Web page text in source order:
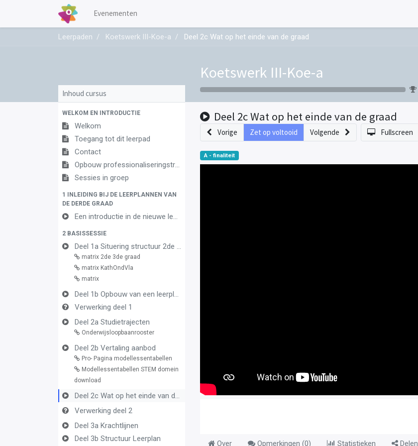
Evenementen
Leerpaden Koetswerk III-Koe-a Deel 2c Wat op het einde van de graad
Koetswerk III-Koe-a
Inhoud cursus
WELKOM EN INTRODUCTIE
Welkom
Toegang tot dit leerpad
Contact
Opbouw professionaliseringstraject
Sessies in groep
1 INLEIDING BIJ DE LEERPLANNEN VAN
DE DERDE GRAAD
Een introductie in de nieuwe leerplannen van de derde graad
2 BASISSESSIE
Deel 1a Situering structuur 2de en 3de graad
matrix 2de 3de graad
matrix KathOndVla
matrix
Deel 1b Opbouw van een leerplan vormingsconcept
Verwerking deel 1
Deel 2a Studietrajecten
Onderwijsloopbaanrooster
Deel 2b Vertaling aanbod
Pro- Pagina modellessentabellen
Modellessentabellen STEM domein
download
Deel 2c Wat op het einde van de graad
Verwerking deel 2
Deel 3a Krachtlijnen
Deel 3b Structuur Leerplan
Deel 2c Wat op het einde van de graad
Vorige Zet op voltooid Volgende Fullscreen
A - finaliteit
Over Opmerkingen (0) Statistieken Delen